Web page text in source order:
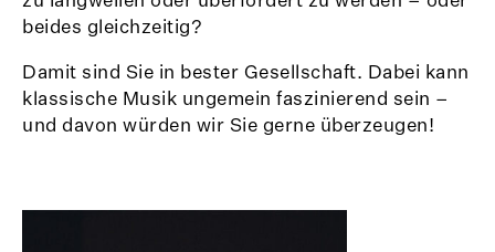
beides gleichzeitig?
Damit sind Sie in bester Gesellschaft. Dabei kann
klassische Musik ungemein faszinierend sein –
und davon würden wir Sie gerne überzeugen!